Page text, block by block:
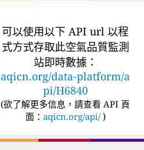
可以使用以下 API url 以程
式方式存取此空氣品質監測
站即時數據：
aqicn.org/data-platform/a
pi/H6840
(欲了解更多信息，請查看 API 頁
面： aqicn.org/api/ )